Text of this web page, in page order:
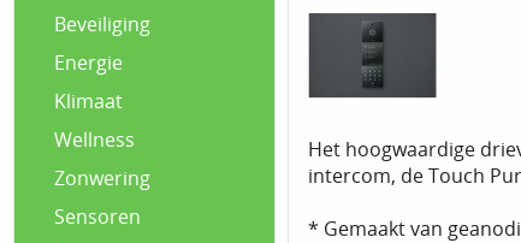
Beveiliging
Energie
Klimaat
Wellness
Zonwering
Sensoren
Het hoogwaardige
intercom, de Touch
* Gemaakt van